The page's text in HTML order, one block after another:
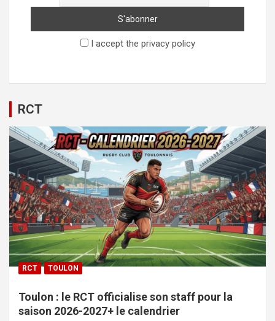
I accept the privacy policy
RCT
RCT TOULON
Toulon : le RCT officialise son staff pour la
saison 2026-2027+ le calendrier